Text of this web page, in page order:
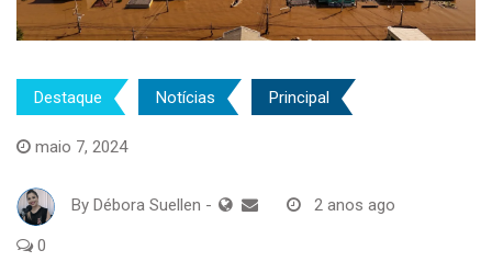
Destaque Notícias Principal
maio 7, 2024
By Débora Suellen - 2 anos ago
0